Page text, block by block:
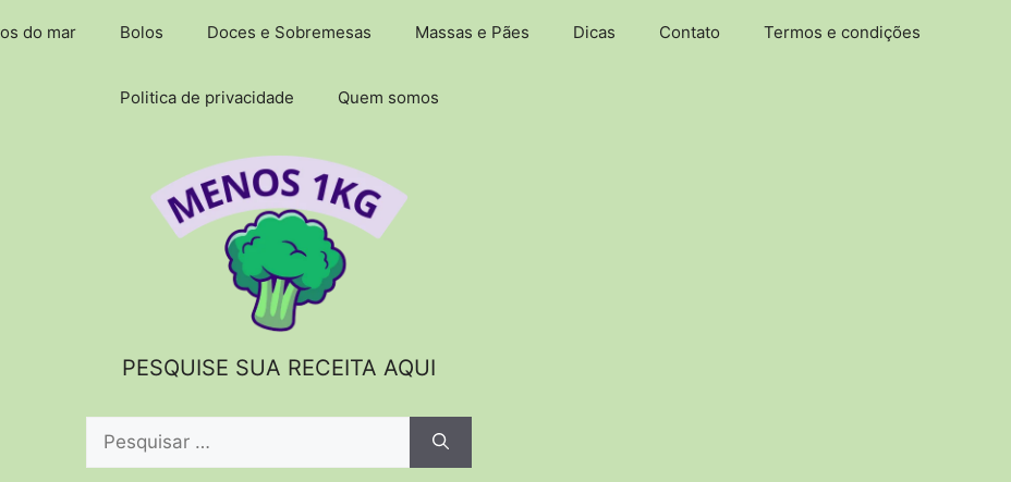
do mar Bolos Doces e Sobremesas Massas e Pães Dicas Contato Termos e condições
Politica de privacidade Quem somos
PESQUISE SUA RECEITA AQUI
Pesquisar